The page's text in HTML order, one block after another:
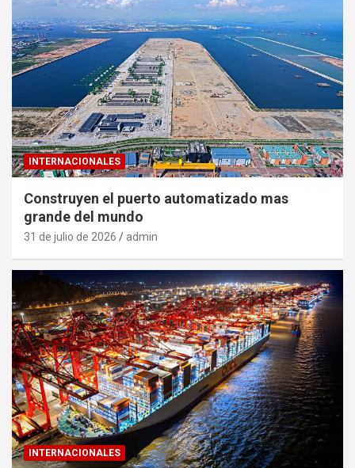
INTERNACIONALES
Construyen el puerto automatizado mas
grande del mundo
31 de julio de 2026 admin
INTERNACIONALES